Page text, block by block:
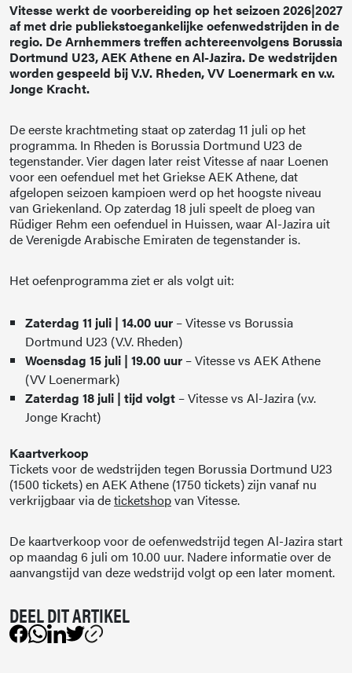
Vitesse werkt de voorbereiding op het seizoen 2026|2027
af met drie publiekstoegankelijke oefenwedstrijden in de
regio. De Arnhemmers treffen achtereenvolgens Borussia
Dortmund U23, AEK Athene en Al-Jazira. De wedstrijden
worden gespeeld bij V.V. Rheden, VV Loenermark en v.v.
Jonge Kracht.
De eerste krachtmeting staat op zaterdag 11 juli op het
programma. In Rheden is Borussia Dortmund U23 de
tegenstander. Vier dagen later reist Vitesse af naar Loenen
voor een oefenduel met het Griekse AEK Athene, dat
afgelopen seizoen kampioen werd op het hoogste niveau
van Griekenland. Op zaterdag 18 juli speelt de ploeg van
Rüdiger Rehm een oefenduel in Huissen, waar Al-Jazira uit
de Verenigde Arabische Emiraten de tegenstander is.
Het oefenprogramma ziet er als volgt uit:
Zaterdag 11 juli | 14.00 uur – Vitesse vs Borussia
Dortmund U23 (V.V. Rheden)
Woensdag 15 juli | 19.00 uur – Vitesse vs AEK Athene
(VV Loenermark)
Zaterdag 18 juli | tijd volgt – Vitesse vs Al-Jazira (v.v.
Jonge Kracht)
Kaartverkoop
Tickets voor de wedstrijden tegen Borussia Dortmund U23
(1500 tickets) en AEK Athene (1750 tickets) zijn vanaf nu
verkrijgbaar via deticketshopvan Vitesse.
De kaartverkoop voor de oefenwedstrijd tegen Al-Jazira start
op maandag 6 juli om 10.00 uur. Nadere informatie over de
aanvangstijd van deze wedstrijd volgt op een later moment.